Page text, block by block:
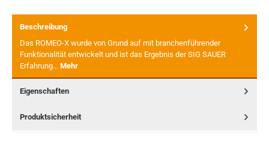
Beschreibung
Das ROMEO-X wurde von Grund auf mit branchenführender
Funktionalität entwickelt und ist das Ergebnis der SIG SAUER
Erfahrung… Mehr
Eigenschaften
Produktsicherheit